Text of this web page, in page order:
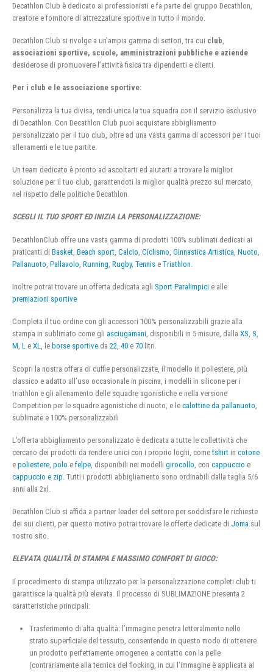
Decathlon Club è dedicato ai professionisti e fa parte del gruppo Decathlon,
creatore e fornitore di attrezzature sportive in tutto il mondo.
Decathlon Club si rivolge a un’ampia gamma di settori, tra cui club
associazioni sportive, scuole, amministrazioni pubbliche e aziende
desiderose di promuovere l’attività fisica tra dipendenti e clienti.
Per i club e le associazione sportive:
Personalizza la tua divisa, rendi unica la tua squadra con il servizio esclusivo
di Decathlon. Con Decathlon Club puoi acquistare abbigliamento
personalizzato per il tuo club, oltre ad una vasta gamma di accessori per i tuoi
allenamenti e le tue partite.
Un team dedicato è pronto ad ascoltarti ed aiutarti a trovare la miglior
soluzione per il tuo club, garantendoti la miglior qualità prezzo sul mercato,
nel rispetto delle politiche Decathlon.
SCEGLI IL TUO SPORT ED INIZIA LA PERSONALIZZAZIONE:
DecathlonClub offre una vasta gamma di prodotti 100% sublimati dedicati ai
praticanti di Basket Beach sport Calcio Ciclismo Ginnastica Artistica Nuoto
Pallanuoto Pallavolo Running Rugby, Tennis e Triathlon
Inoltre potrai trovare un offerta dedicata agli Sport Paralimpici e alle
premiazioni sportive
Completa il tuo ordine con gli accessori 100% personalizzabili grazie alla
stampa in sublimato come gli asciugamani, disponibili in 5 misure, dalla XS, S,
M, L e XL, le borse sportive da 22, 40 e 70 litri.
Scopri la nostra offera di cuffie personalizzate, il modello in poliestere, più
classico e adatto all’uso occasionale in piscina, i modelli in silicone per i
triathlon e gli allenamento delle squadre agonistiche e nella versione
Competition per le squadre agonistiche di nuoto, e le calottine da pallanuoto
sublimate e 100% personalizzabili
L’offerta abbigliamento personalizzato è dedicata a tutte le collettività che
cercano dei prodotti da rendere unici con i proprio loghi, cometshirt in cotone
e poliestere polo e felpe , disponibili nei modelli girocollo , con cappuccio e
cappuccio e zip . Tutti i prodotti abbigliamento sono ordinabili dalla taglia 5/6
anni alla 2xl.
Decathlon Club si affida a partner leader del settore per soddisfare le richieste
dei sui clienti, per questo motivo potrai trovare le offerte dedicate di Joma sul
nostro sito.
ELEVATA QUALITÀ DI STAMPA E MASSIMO COMFORT DI GIOCO:
Il procedimento di stampa utilizzato per la personalizzazione completi club ti
garantisce la qualità più elevata. Il processo di SUBLIMAZIONE presenta 2
caratteristiche principali:
Trasferimento di alta qualità: l’immagine penetra letteralmente nello
strato superficiale del tessuto, consentendo in questo modo di ottenere
un prodotto perfettamente omogeneo a contatto con la pelle
(contrariamente alla tecnica del flocking, in cui l’immagine è applicata al